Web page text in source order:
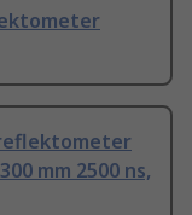
mm 2500 ns,